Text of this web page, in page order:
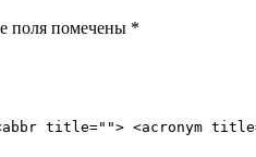
поля помечены *
title=""> <acronym